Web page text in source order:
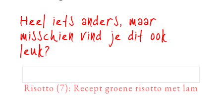
Heel iets anders, maar
misschien vind je dit ook
leuk?
Risotto (7): Recept groene risotto met lam